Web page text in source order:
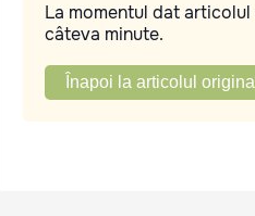
La momentul dat
câteva minute.
Înapoi la articolul original